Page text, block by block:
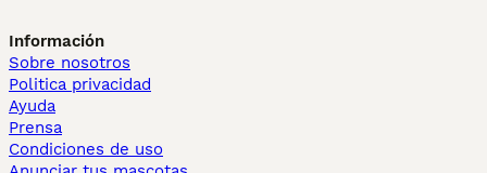
Información
Sobre nosotros
Politica privacidad
Ayuda
Prensa
Condiciones de uso